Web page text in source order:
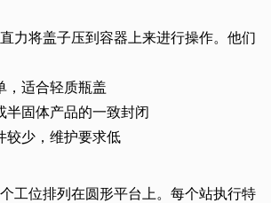
力将盖子压到容器上来进行操作。他们
，适合轻质瓶盖
半固体产品的一致封闭
较少，维护要求低
工位排列在圆形平台上。每个站执行特